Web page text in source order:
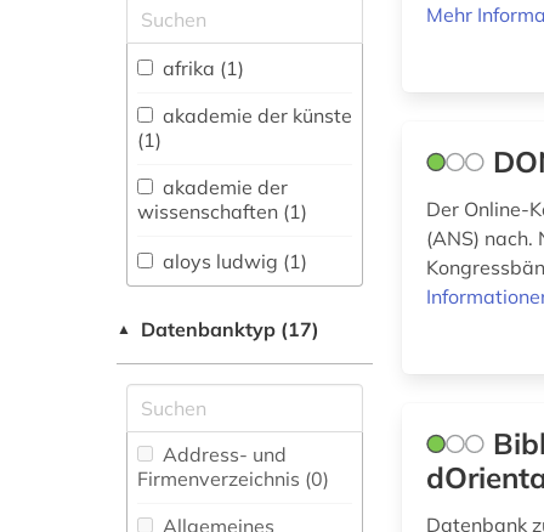
Allgemeine und
vergleichende Sprach-
und
Literaturwissenschaft.
Indogermanistik.
Außereuropäische
Literaturen (4)
Amerikanistik (0)
Vermessungswesen (1)
Biologie,
Biotechnologie (1)
Buch- und
afrika (1)
akademie der künste
(1)
akademie der
wissenschaften (1)
aloys ludwig (1)
altertum (12)
altertumswissenschaft
(6)
▲ Datenbanktyp (17)
Address- und
Firmenverzeichnis (0)
Allgemeines
Mehr
Der Online-
(ANS) nach.
Datenbank